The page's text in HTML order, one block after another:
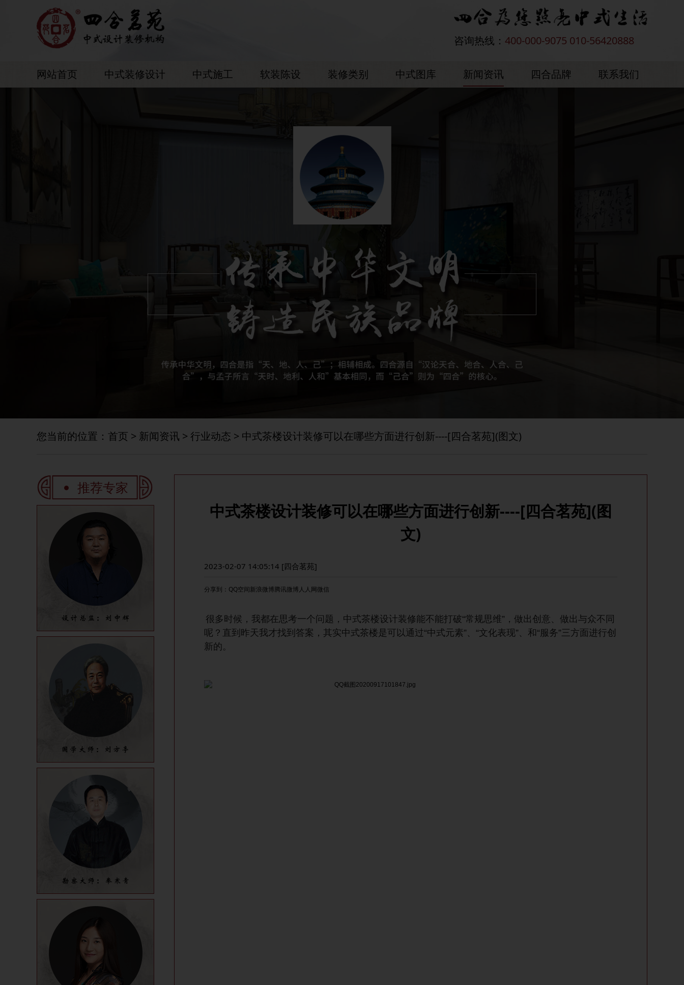
咨询热线： 400-000-9075 010-56420888
网站首页 中式装修设计 中式施工 软装陈设 装修类别 中式图库 新闻资讯 四合品牌 联系我们
您当前的位置： 首页 > 新闻资讯 > 行业动态 > 中式茶楼设计装修可以在哪些方面进行创新----[四合茗苑](图文)
推荐专家
中式茶楼设计装修可以在哪些方面进行创新----[四合茗苑](图
文)
2023-02-07 14:05:14 [四合茗苑]
分享到： QQ空间新浪微博腾讯微博人人网微信
很多时候，我都在思考一个问题，中式茶楼设计装修能不能打破“常规思维”，做出创意、做出与众不同
呢？直到昨天我才找到答案，其实中式茶楼是可以通过“中式元素”、“文化表现”、和“服务”三方面进行创
新的。